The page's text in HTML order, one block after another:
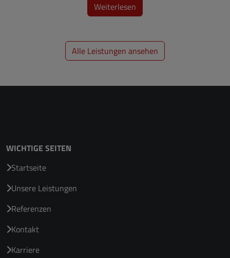
Weiterlesen
Spachteltechniken
Alle Leistungen ansehen
WICHTIGE SEITEN
Startseite
Unsere Leistungen
Referenzen
Kontakt
Karriere